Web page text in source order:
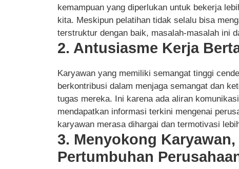
kemampuan yang diperlukan untuk bekerja
kita. Meskipun pelatihan tidak selalu bisa
terstruktur dengan baik, masalah-masalah ini
2. Antusiasme Kerja
Karyawan yang memiliki semangat tinggi
berkontribusi dalam menjaga semangat dan
tugas mereka. Ini karena ada aliran
mendapatkan informasi terkini mengenai
karyawan merasa dihargai dan termotivasi
3. Menyokong
Pertumbuhan